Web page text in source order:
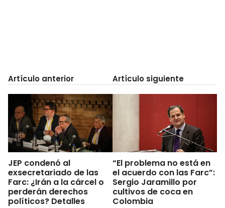
Artículo anterior
JEP condenó al
exsecretariado de las
Farc: ¿Irán a la cárcel o
perderán derechos
políticos? Detalles
Artículo siguiente
“El problema no está en
el acuerdo con las Farc”:
Sergio Jaramillo por
cultivos de coca en
Colombia